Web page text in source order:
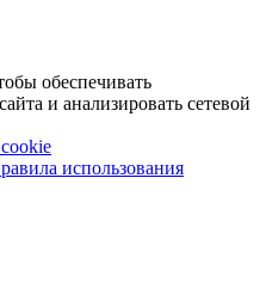
обеспечивать
и анализировать сетевой
использования